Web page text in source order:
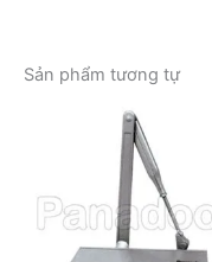
Sản phẩm tương tự